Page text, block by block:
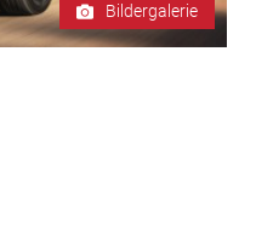
Bildergalerie